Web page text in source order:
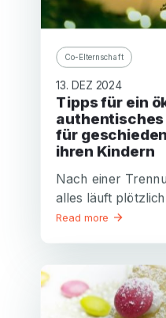
Co-Elternschaft
13. DEZ 2024
Tipps für ein ökologisches und
für
ihren Kindern
Nach einer
alles läuft
Read more